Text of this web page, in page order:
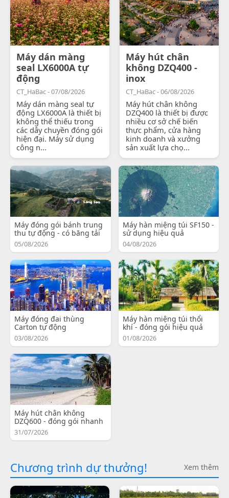
Máy dán màng
seal LX6000A tự
động
CT_HaBac - 07/08/2026
Máy dán màng seal tự
động LX6000A là thiết bị
không thể thiếu trong
các dây chuyền đóng gói
hiện đại. Máy sử dụng
công n...
Máy hút chân
không DZQ400 -
inox
CT_HaBac - 06/08/2026
Máy hút chân không
DZQ400 là thiết bị được
nhiều cơ sở chế biến
thực phẩm, cửa hàng
kinh doanh và xưởng
sản xuất lựa chọ...
Máy đóng gói bánh trung
thu tự động - có băng tải
05/08/2026
Máy hàn miệng túi SF150 -
sử dụng hiệu quả
04/08/2026
Máy đóng đai thùng
Carton tự động
03/08/2026
Máy hàn miệng túi thổi
khí - đóng gói hiệu quả
01/08/2026
Máy hút chân không
DZQ600 - đóng gói nhanh
31/07/2026
Chương trình dự thưởng! Xem thêm